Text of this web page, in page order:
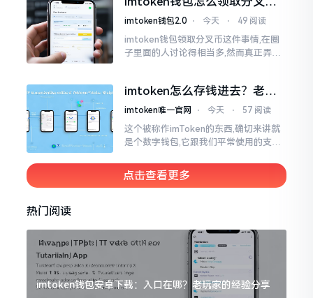
费高得主子心疼
币？老手教你避坑
imtoken钱包2.0 ⋅ 今天 ⋅ 49 阅读
imtoken钱包领取分叉币这件事情,在圈
子里面的人讨论得相当多,然而真正弄明
imtoken怎么存钱进去？老玩
家教你把钱转进钱包
imtoken唯一官网 ⋅ 今天 ⋅ 57 阅读
这个被称作imToken的东西,确切来讲就
是个数字钱包,它跟我们平常使用的支付
行“充值”。好多人在初次接触玩弄它的
时候都会陷入困惑
点击查看更多
热门阅读
imtoken钱包安卓下载：入口在哪？老玩家的经验分享